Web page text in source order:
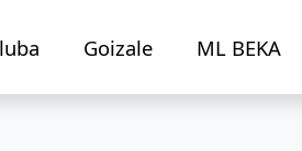
Goizale ML BEKA